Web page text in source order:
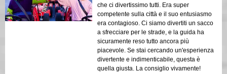
che ci divertissimo tutti. Era super
competente sulla città e il suo entusiasmo
era contagioso. Ci siamo divertiti un sacco
a sfrecciare per le strade, e la guida ha
sicuramente reso tutto ancora più
piacevole. Se stai cercando un'esperienza
divertente e indimenticabile, questa è
quella giusta. La consiglio vivamente!